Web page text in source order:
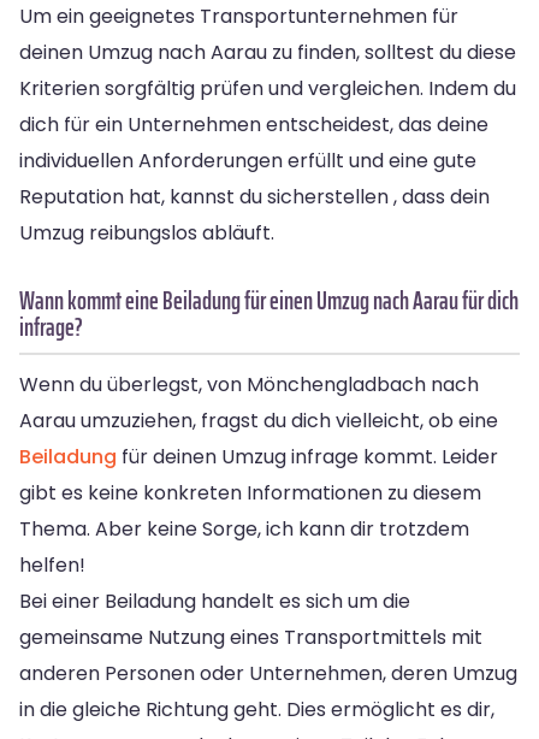
Um ein geeignetes Transportunternehmen für
deinen Umzug nach Aarau zu finden, solltest du diese
Kriterien sorgfältig prüfen und vergleichen. Indem du
dich für ein Unternehmen entscheidest, das deine
individuellen Anforderungen erfüllt und eine gute
Reputation hat, kannst du sicherstellen , dass dein
Umzug reibungslos abläuft.
Wann kommt eine Beiladung für einen Umzug nach Aarau für dich
infrage?
Wenn du überlegst, von Mönchengladbach nach
Aarau umzuziehen, fragst du dich vielleicht, ob eine
Beiladung für deinen Umzug infrage kommt. Leider
gibt es keine konkreten Informationen zu diesem
Thema. Aber keine Sorge, ich kann dir trotzdem
helfen!
Bei einer Beiladung handelt es sich um die
gemeinsame Nutzung eines Transportmittels mit
anderen Personen oder Unternehmen, deren Umzug
in die gleiche Richtung geht. Dies ermöglicht es dir,